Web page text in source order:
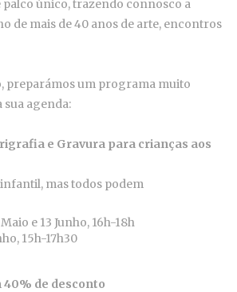
palco único, trazendo connosco a
de mais de 40 anos de arte, encontros
preparámos um programa muito
sua agenda:
e Gravura para crianças aos
mas todos podem
e 13 Junho, 16h-18h
15h-17h30
40% de desconto